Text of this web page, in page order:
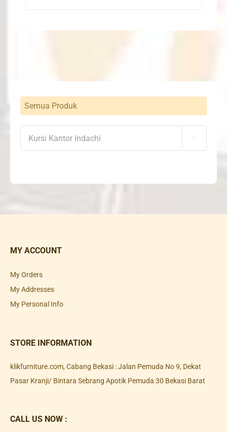
Semua Produk

MY ACCOUNT
My Orders
My Addresses
My Personal Info
STORE INFORMATION
klikfurniture.com, Cabang Bekasi : Jalan Pemuda No 9, Dekat
Pasar Kranji/ Bintara Sebrang Apotik Pemuda 30 Bekasi Barat
CALL US NOW :